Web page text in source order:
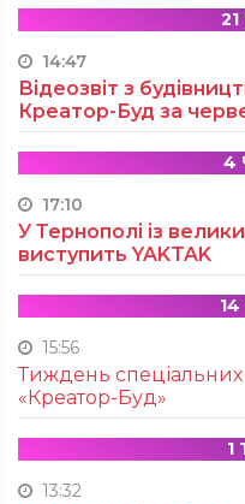
14:47
Відеозвіт з
Креатор-Буд за
4
17:10
У Тернополі із
виступить YAKTAK
15:56
Тиждень
«Креатор-Буд»
1
13:32